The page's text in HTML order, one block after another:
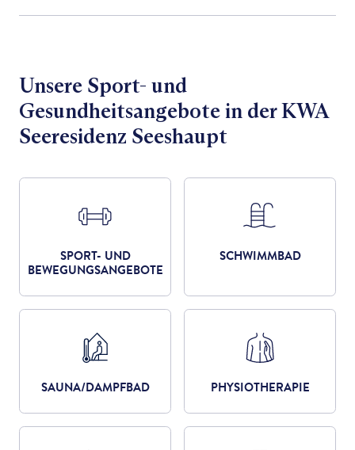
Unsere Sport- und
Gesundheitsangebote in der KWA
Seeresidenz Seeshaupt
SPORT- UND
BEWEGUNGSANGEBOTE
SCHWIMMBAD
SAUNA/DAMPFBAD PHYSIOTHERAPIE